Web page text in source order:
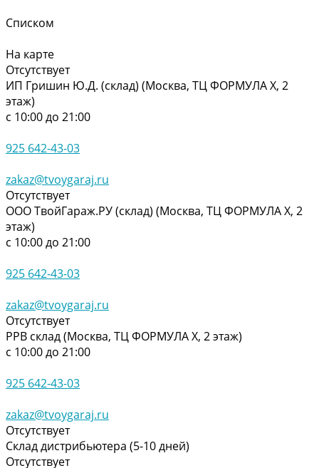
Списком
На карте
Отсутствует
ИП Гришин Ю.Д. (склад) (Москва, ТЦ ФОРМУЛА Х, 2
этаж)
с 10:00 до 21:00
925 642-43-03
zakaz@tvoygaraj.ru
Отсутствует
ООО ТвойГараж.РУ (склад) (Москва, ТЦ ФОРМУЛА Х, 2
этаж)
с 10:00 до 21:00
925 642-43-03
zakaz@tvoygaraj.ru
Отсутствует
РРВ склад (Москва, ТЦ ФОРМУЛА Х, 2 этаж)
с 10:00 до 21:00
925 642-43-03
zakaz@tvoygaraj.ru
Отсутствует
Склад дистрибьютера (5-10 дней)
Отсутствует